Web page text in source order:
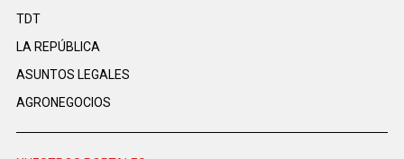
TDT
LA REPÚBLICA
ASUNTOS LEGALES
AGRONEGOCIOS